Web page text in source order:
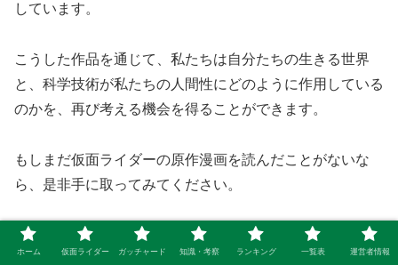
しています。
こうした作品を通じて、私たちは自分たちの生きる世界
と、科学技術が私たちの人間性にどのように作用している
のかを、再び考える機会を得ることができます。
もしまだ仮面ライダーの原作漫画を読んだことがないな
ら、是非手に取ってみてください。
そこには、現代社会における技術の進歩と人間性との間の
微妙なバランスについて、新たな洞察が得られるかもしれ
ホーム 仮面ライダー ガッチャード 知識・考察 ランキング 一覧表 運営者情報